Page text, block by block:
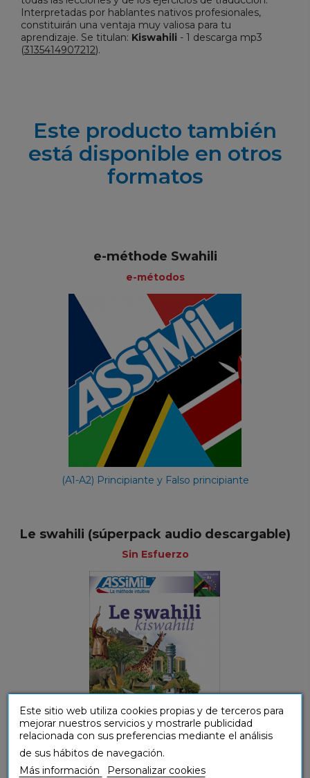
Interpretadas por hablantes nativos profesionales,
constituirán una ventaja muy valiosa para tu
aprendizaje. Se titulan: Kiswahili - 1 descarga mp3
(3135414907212).
Este producto también
está disponible en otros
formatos
e-méthode Swahili
e-métodos
(A1-A2) Principiante y Falso principiante
Le swahili (súperpack audio descargable)
Sin Esfuerzo
(A1-A2) Principiante y Falso principiante
Este sitio web utiliza cookies propias y de terceros para
mejorar nuestros servicios y mostrarle publicidad
relacionada con sus preferencias mediante el análisis
de sus hábitos de navegación.
Más información
Personalizar cookies